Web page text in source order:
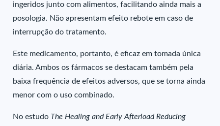
ingeridos junto com alimentos, facilitando ainda mais a
posologia. Não apresentam efeito rebote em caso de
interrupção do tratamento.
Este medicamento, portanto, é eficaz em tomada única
diária. Ambos os fármacos se destacam também pela
baixa frequência de efeitos adversos, que se torna ainda
menor com o uso combinado.
No estudo The Healing and Early Afterload Reducing